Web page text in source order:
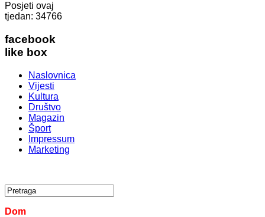
Posjeti ovaj
tjedan: 34766
facebook
like box
Naslovnica
Vijesti
Kultura
Društvo
Magazin
Šport
Impressum
Marketing
Dom